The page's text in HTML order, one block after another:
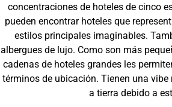
concentraciones de hoteles de cinco
pueden encontrar hoteles que
estilos principales imaginables.
albergues de lujo. Como son más
cadenas de hoteles grandes les
términos de ubicación. Tienen una vibe
a tierra debido a